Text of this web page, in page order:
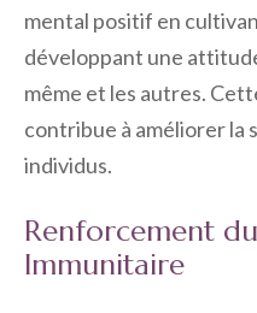
mental positif en
développant une
même et les autres.
contribue à améliorer la
individus.
Renforcement
Immunitaire